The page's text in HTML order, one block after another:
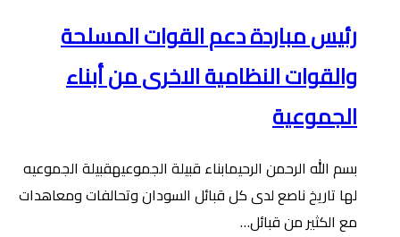
رئيس مباردة دعم القوات المسلحة
والقوات النظامية الاخرى من أبناء
الجموعية
بسم الله الرحمن الرحيمابناء قبيلة الجموعيهقبيلة الجموعيه
لها تاريخ ناصع لدى كل قبائل السودان وتحالفات ومعاهدات
مع الكثير من قبائل…